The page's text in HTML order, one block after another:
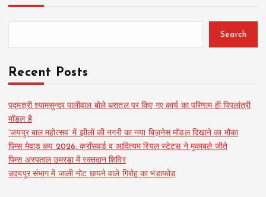
Search
Recent Posts
पद्मश्री श्यामसुन्दर पालीवाल बोले धरातल पर किए गए कार्य का परिणाम ही पिपलांत्री
मॉडल है
‘जयपुर बाल महोत्सव’ में झीलों की नगरी का नया बिज़नेस मॉडल दिखाने का मौका
पिम्स मेवाड़ कप 2026: क्रॉसवर्ड व आदित्यम रियल स्टेट्स ने मुकाबले जीते
पिम्स अस्पताल उमरडा में रक्तदान शिविर
उदयपुर संभाग में जाली नोट छापने वाले गिरोह का भंडाफोड़